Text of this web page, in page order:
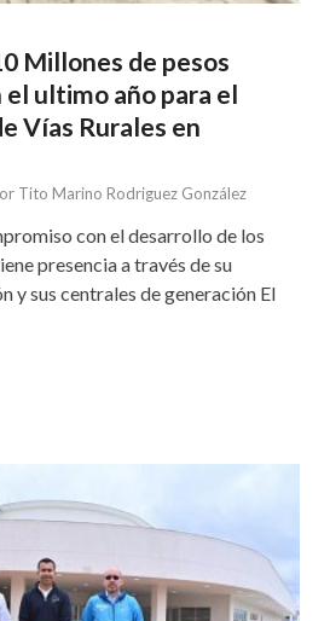
Millones de pesos
ultimo año para el
Vías Rurales en
Tito Marino Rodriguez González
con el desarrollo de los
presencia a través de su
y sus centrales de generación El